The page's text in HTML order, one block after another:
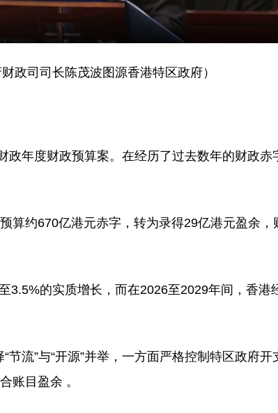
财政司司长陈茂波图源香港特区政府）
年度财政预算案。在经历了过去数年的财政赤
算约670亿港元赤字，转为录得29亿港元盈余
3.5%的实质增长，而在2026至2029年间，香港
流”与“开源”并举，一方面严格控制特区政府
账目盈余 。